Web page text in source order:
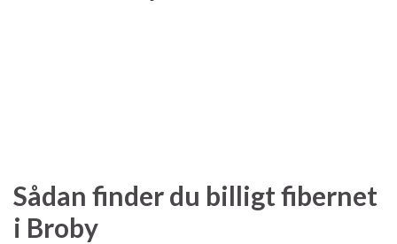
Sådan finder du billigt fibernet
i Broby